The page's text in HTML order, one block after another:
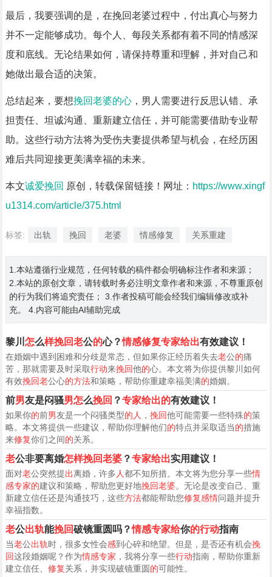
最后，我要强调的是，在挽回老婆过程中，付出真心与努力
并不一定能够成功。每个人、每段关系都有着不同的情感深
度和底线。无论结果如何，请保持尊重和理解，并对自己和
她做出最合适的决策。
总结起来，要想挽回老婆的心，男人需要进行反思认错、承
担责任、坦诚沟通、重新建立信任，并可能需要借助专业帮
助。这些行动方法将为受伤夫妻提供希望与机会，在经历困
难后共同迎接更美满幸福的未来。
本文诚爱挽回 原创，转载保留链接！网址： https://www.xingf
u1314.com/article/375.html
标签: 出轨 挽回 老婆 情感修复 关系重建
1.本站遵循行业规范，任何转载的稿件都会明确标注作者和来源；
2.本站的原创文章，请转载时务必注明文章作者和来源，不尊重原创
的行为我们将追究责任； 3.作者投稿可能会经我们编辑修改或补
充。 4.内容可能由AI辅助完成
黎川 怎么样挽回老公的心？情感修复专家给出有效建议！
在婚姻中遇到困难和分歧是常态，但如果你正经历着失去老公的痛
苦，那就需要及时采取行动来挽回他的心。本文将为你提供黎川如何
有效挽回老公心的方法和策略，帮助你重建幸福美满的婚姻。
前男友是闷骚男怎么挽回 ？专家给出的有效建议！
如果你的前男友是一个闷骚类型的人 ， 挽回他可能需要一些特殊的策
略。本文将提供一些建议，帮助你理解他们的特点并采取适当的措施
来修复你们之间的关系。
老公非要离婚怎样挽回老婆？专家给出实用建议！
面对老公突然提出离婚，许多 人都不知所措。本文将为您分享一些情
感专家的建议和策略，帮助您更好地挽回老婆。无论是改变自己、重
新建立信任还是沟通技巧，这些方法都能帮助您修复感情问题并提升
幸福指数。
老公出轨能挽回破镜重圆吗？情感专家给你的行动指南
当老公出轨时，很多女性会感到心碎和绝望。但是，是否还有机会挽
回这段婚姻呢？作为情感专家 ，我将分享一些行动指南，帮助你重新
建立信任、 修复关系，并实现破镜重圆的可能性。